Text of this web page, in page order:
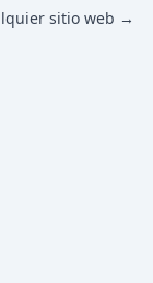
sitio web →